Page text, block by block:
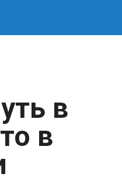
в
в